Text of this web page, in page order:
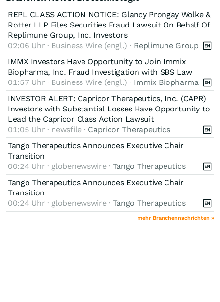
REPL CLASS ACTION NOTICE: Glancy Prongay Wolke &
Rotter LLP Files Securities Fraud Lawsuit On Behalf Of
Replimune Group, Inc. Investors
02:06 Uhr · Business Wire (engl.) · Replimune Group
IMMX Investors Have Opportunity to Join Immix
Biopharma, Inc. Fraud Investigation with SBS Law
01:57 Uhr · Business Wire (engl.) · Immix Biopharma
INVESTOR ALERT: Capricor Therapeutics, Inc. (CAPR)
Investors with Substantial Losses Have Opportunity to
Lead the Capricor Class Action Lawsuit
01:05 Uhr · newsfile · Capricor Therapeutics
Tango Therapeutics Announces Executive Chair
Transition
00:24 Uhr · globenewswire · Tango Therapeutics
Tango Therapeutics Announces Executive Chair
Transition
00:24 Uhr · globenewswire · Tango Therapeutics
mehr Branchennachrichten »